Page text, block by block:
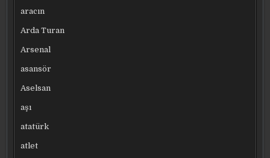
aracın
Arda Turan
Arsenal
asansör
Aselsan
aşı
atatürk
atlet